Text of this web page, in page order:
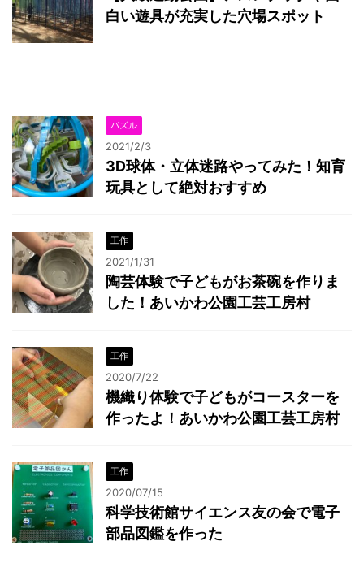
白い遊具が充実した穴場スポット
パズル
2021/2/3
3D球体・立体迷路やってみた！知育
玩具として絶対おすすめ
工作
2021/1/31
陶芸体験で子どもがお茶碗を作りま
した！あいかわ公園工芸工房村
工作
2020/7/22
機織り体験で子どもがコースターを
作ったよ！あいかわ公園工芸工房村
工作
2020/07/15
科学技術館サイエンス友の会で電子
部品図鑑を作った